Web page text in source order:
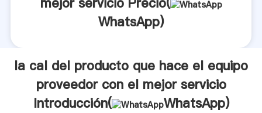
WhatsApp)
la cal del producto que hace el equipo
proveedor con el mejor servicio
Introducción(
WhatsApp)